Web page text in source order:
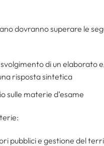
dovranno superare le
di un elaborato
risposta sintetica
sulle materie d’esame
pubblici e gestione del